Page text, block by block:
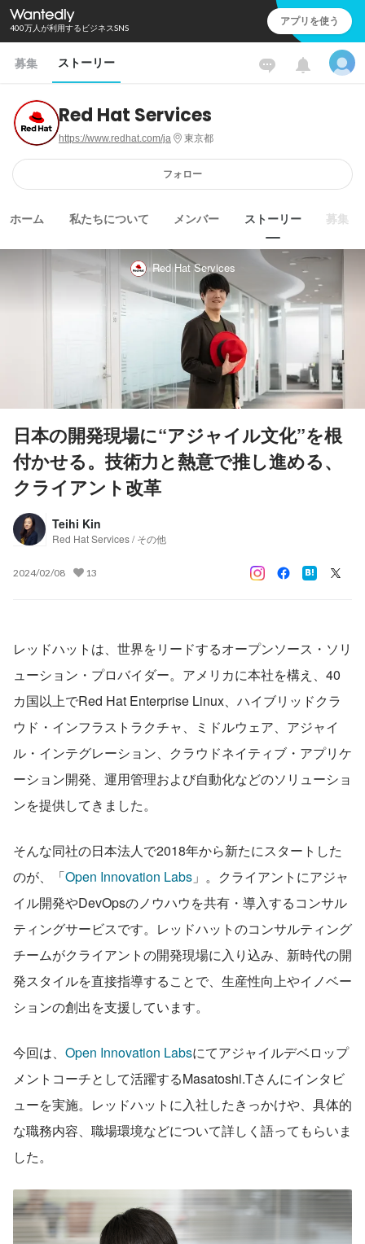
400万人が利用するビジネスSNS アプリを使う
募集 ストーリー
Red Hat Services
https://www.redhat.com/ja 東京都
フォロー
ホーム 私たちについて メンバー ストーリー 募集
Red Hat Services
日本の開発現場に“アジャイル文化”を根
付かせる。技術力と熱意で推し進める、
クライアント改革
Teihi Kin
Red Hat Services / その他
2024/02/08 13
レッドハットは、世界をリードするオープンソース・ソリ
ューション・プロバイダー。アメリカに本社を構え、40
カ国以上でRed Hat Enterprise Linux、ハイブリッドクラ
ウド・インフラストラクチャ、ミドルウェア、アジャイ
ル・インテグレーション、クラウドネイティブ・アプリケ
ーション開発、運用管理および自動化などのソリューショ
ンを提供してきました。
そんな同社の日本法人で2018年から新たにスタートした
のが、「Open Innovation Labs 」。クライアントにアジャ
イル開発やDevOpsのノウハウを共有・導入するコンサル
ティングサービスです。レッドハットのコンサルティング
チームがクライアントの開発現場に入り込み、新時代の開
発スタイルを直接指導することで、生産性向上やイノベー
ションの創出を支援しています。
今回は、 Open Innovation Labsにてアジャイルデベロップ
メントコーチとして活躍するMasatoshi.Tさんにインタビ
ューを実施。レッドハットに入社したきっかけや、具体的
な職務内容、職場環境などについて詳しく語ってもらいま
した。